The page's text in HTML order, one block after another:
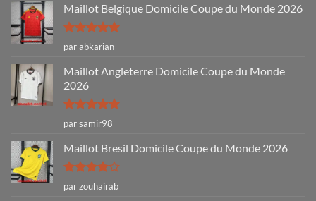
Maillot Belgique Domicile Coupe du Monde 2026
Note5sur
5
par abkarian
Maillot Angleterre Domicile Coupe du Monde
2026
Note5sur
5
par samir98
Maillot Bresil Domicile Coupe du Monde 2026
Note4
sur 5
par zouhairab